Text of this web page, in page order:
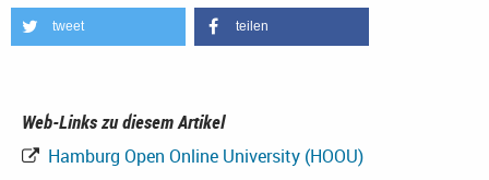
tweet teilen
Web-Links zu diesem Artikel
Hamburg Open Online University (HOOU)